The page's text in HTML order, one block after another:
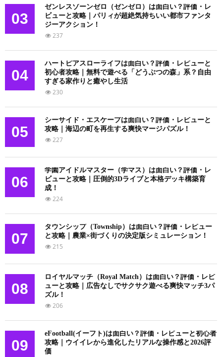
03
ゼンレスゾーンゼロ（ゼンゼロ）は面白い？評価・レ
ビューと攻略｜パリィが超絶気持ちいい都市ファンタ
ジーアクション！
237
04
ハートピアスローライフは面白い？評価・レビューと
初心者攻略｜無料で遊べる「どうぶつの森」系？自由
すぎる家作りと癒やし生活
230
05
シーサイド・エスケープは面白い？評価・レビューと
攻略｜海辺の町を再生する爽快マージパズル！
227
06
学園アイドルマスター（学マス）は面白い？評価・レ
ビューと攻略｜圧倒的3Dライブと本格デッキ構築育
成！
224
07
タウンシップ（Township）は面白い？評価・レビュー
と攻略｜農業×街づくりの決定版シミュレーション！
215
08
ロイヤルマッチ（Royal Match）は面白い？評価・レビ
ューと攻略｜広告なしでサクサク遊べる爽快マッチ3パ
ズル！
206
09
eFootball(イーフト)は面白い？評価・レビューと初心者
攻略｜ウイイレから進化したリアルな操作感と2026評
価